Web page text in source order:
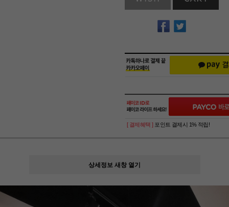
[ 결제혜택 ] 포인트 결제시 1% 적립!
상세정보 새창 열기